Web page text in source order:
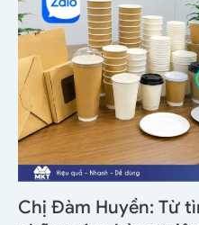
Chị Đàm Huyền: Từ